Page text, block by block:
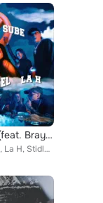
Nada Se Sube (feat. Brayan De Aviila, EnchoFilms & Nelman Dj)
Soy Maykel, n4sh, La H, Stidlmusic feat. Brayan De Aviila, EnchoFilms, Nelman Dj